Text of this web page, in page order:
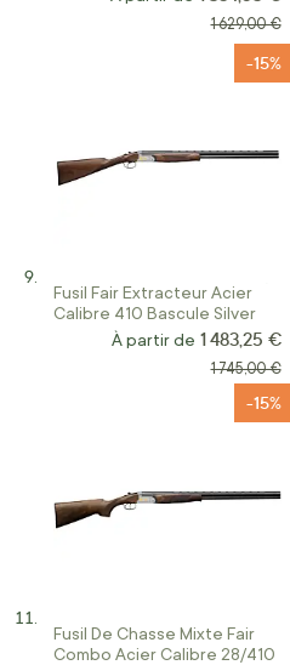
Prix normal
1 629,00 €
Fusil Fair Extracteur Acier
Calibre 410 Bascule Silver
-15%
À partir de 1 483,25 €
Prix normal
1 745,00 €
Fusil De Chasse Mixte Fair
Combo Acier Calibre 28/410
-15%